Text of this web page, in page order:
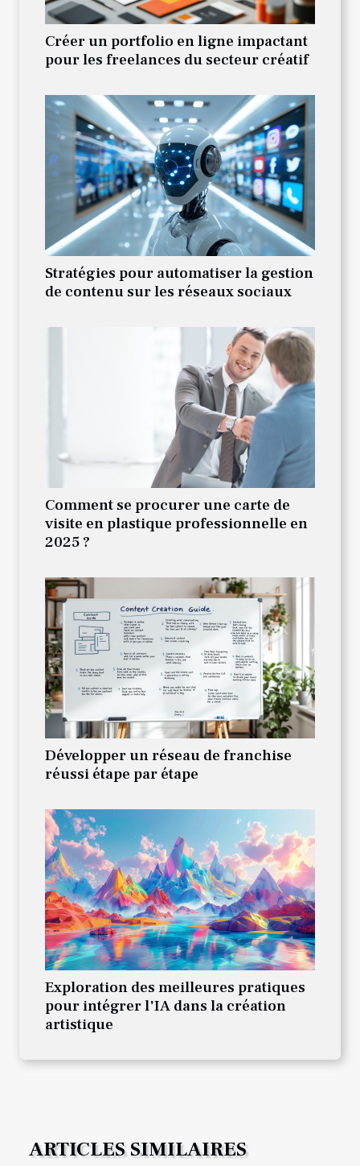
Créer un portfolio en ligne impactant
pour les freelances du secteur créatif
Stratégies pour automatiser la gestion
de contenu sur les réseaux sociaux
Comment se procurer une carte de
visite en plastique professionnelle en
2025 ?
Développer un réseau de franchise
réussi étape par étape
Exploration des meilleures pratiques
pour intégrer l'IA dans la création
artistique
ARTICLES SIMILAIRES